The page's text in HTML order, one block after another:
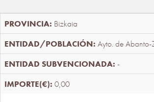
Bizkaia
Ayto. de Abanto-
-
0,00